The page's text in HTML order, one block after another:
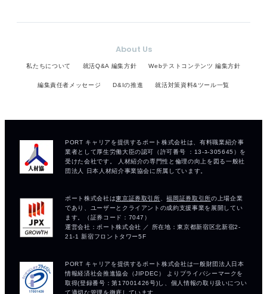
About Us
私たちについて 就活Q&A 編集方針 Webテストコンテンツ 編集方針
編集責任者メッセージ D&Iの推進 就活対策資料&ツール一覧